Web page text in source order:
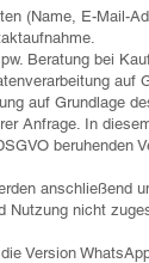
(Name, E-Mail-
Beratung bei
auf
auf Grundlage
Anfrage. In
beruhenden
anschließend
Nutzung nicht
Version